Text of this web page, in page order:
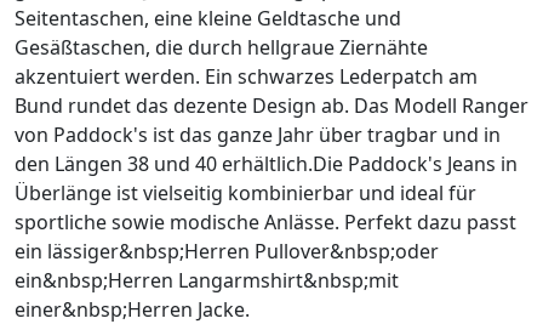
Seitentaschen, eine kleine Geldtasche und
Gesäßtaschen, die durch hellgraue Ziernähte
akzentuiert werden. Ein schwarzes Lederpatch am
Bund rundet das dezente Design ab. Das Modell Ranger
von Paddock's ist das ganze Jahr über tragbar und in
den Längen 38 und 40 erhältlich.Die Paddock's Jeans in
Überlänge ist vielseitig kombinierbar und ideal für
sportliche sowie modische Anlässe. Perfekt dazu passt
ein lässiger&nbsp;Herren Pullover&nbsp;oder
ein&nbsp;Herren Langarmshirt&nbsp;mit
einer&nbsp;Herren Jacke.